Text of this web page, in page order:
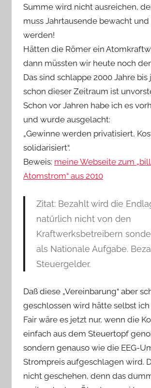
Summe wird nicht ausreichen,
muss Jahrtausende bewacht
werden!
Hätten die Römer ein
dann müssten wir heute noch
Das sind schlappe 2000 Jahre bis
schon dieser Zeitraum ist
Schon vor Jahren habe ich es
und wurde ausgelacht:
„Gewinne werden privatisiert,
solidarisiert“.
Beweis: meine Webseite zum
Atomstrom“ aus 2010
Zitat: Bezahlt wird die
natürlich nicht von den
Kraftwerksbetreibern
als Nationale Aufgabe.
Steuergelder.
Daß diese „Vereinbarung“ aber
geschlossen wird hätte selbst
Fair wäre es jetzt nur, wenn die
einfach aus dem Steuertopf
sondern genauso wie die EEG-
Strompreis aufgeschlagen wird.
nicht geschehen, denn das